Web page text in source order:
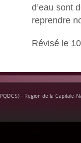
d’eau sont
reprendre
Révisé le
- Région de la Capitale-